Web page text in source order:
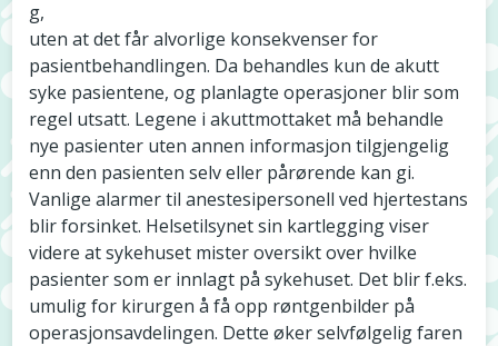
g,
uten at det får alvorlige konsekvenser for
pasientbehandlingen. Da behandles kun de akutt
syke pasientene, og planlagte operasjoner blir som
regel utsatt. Legene i akuttmottaket må behandle
nye pasienter uten annen informasjon tilgjengelig
enn den pasienten selv eller pårørende kan gi.
Vanlige alarmer til anestesipersonell ved hjertestans
blir forsinket. Helsetilsynet sin kartlegging viser
videre at sykehuset mister oversikt over hvilke
pasienter som er innlagt på sykehuset. Det blir f.eks.
umulig for kirurgen å få opp røntgenbilder på
operasjonsavdelingen. Dette øker selvfølgelig faren